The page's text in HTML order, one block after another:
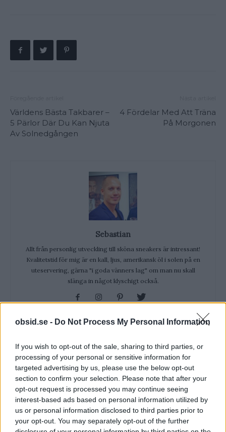
obsid.se - Do Not Process My Personal Information
If you wish to opt-out of the sale, sharing to third parties, or
processing of your personal or sensitive information for
targeted advertising by us, please use the below opt-out
section to confirm your selection. Please note that after your
opt-out request is processed you may continue seeing
interest-based ads based on personal information utilized by
us or personal information disclosed to third parties prior to
your opt-out. You may separately opt-out of the further
Världens Bästa Takbarer –
5 Pärlor Där Du Kan Njuta
Av Solnedgången
4 Fördelar Med Att Träna
På Morgonen
Sebastian
Allt från personlig utveckling till sköna sneakers är intressant!
Kvalitetstid för mig är en kall, ljus, amerikansk öl i solen på en
uteservering, gärna "i goda vänners lag" om man nu skall
slänga in något klyschigt också.
RELATERADE ARTIKLAR
Träna Med Träningsvärk – Svar På
Alla Dina Frågor!
Varför Firar Vi Nationaldagen Den